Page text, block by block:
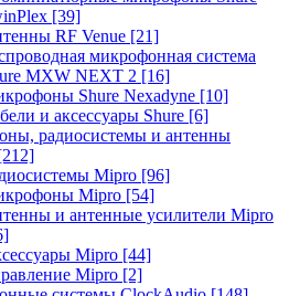
[39]
RF Venue [21]
микрофонная система
MXW NEXT 2 [16]
Shure Nexadyne [10]
и аксессуары Shure [6]
радиосистемы и антенны
Mipro [96]
Mipro [54]
и антенные усилители Mipro
Mipro [44]
Mipro [2]